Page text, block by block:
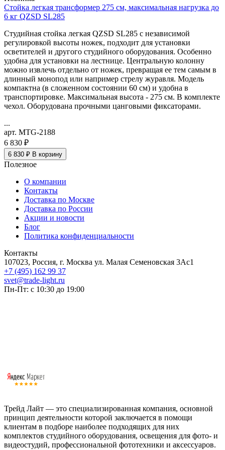
Стойка легкая трансформер 275 см, максимальная нагрузка до
6 кг QZSD SL285
Студийная стойка легкая QZSD SL285 с независимой
регулировкой высоты ножек, подходит для установки
осветителей и другого студийного оборудования. Особенно
удобна для установки на лестнице. Центральную колонну
можно извлечь отдельно от ножек, превращая ее тем самым в
длинный монопод или например стрелу журавля. Модель
компактна (в сложенном состоянии 60 см) и удобна в
транспортировке. Максимальная высота - 275 см. В комплекте
чехол. Оборудована прочными цанговыми фиксаторами.
...
арт. MTG-2188
6 830 ₽
6 830 ₽ В корзину
Полезное
О компании
Контакты
Доставка по Москве
Доставка по России
Акции и новости
Блог
Политика конфиденциальности
Контакты
107023, Россия, г. Москва ул. Малая Семеновская 3Ас1
+7 (495) 162 99 37
svet@trade-light.ru
Пн-Пт: с 10:30 до 19:00
Трейд Лайт — это специализированная компания, основной
принцип деятельности которой заключается в помощи
клиентам в подборе наиболее подходящих для них
комплектов студийного оборудования, освещения для фото- и
видеостудий, профессиональной фототехники и аксессуаров.